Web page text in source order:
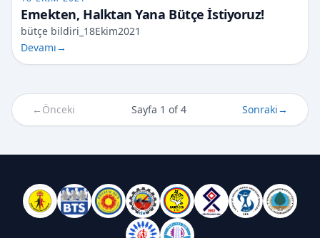
Emekten, Halktan Yana Bütçe İstiyoruz!
bütçe bildiri_18Ekim2021
Devamı→
← Önceki Sayfa 1 of 4 Sonraki→